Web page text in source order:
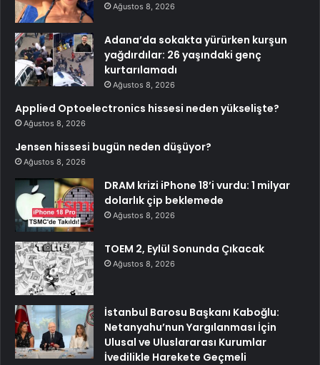
Ağustos 8, 2026
Adana’da sokakta yürürken kurşun
yağdırdılar: 26 yaşındaki genç
kurtarılamadı
Ağustos 8, 2026
Applied Optoelectronics hissesi neden yükselişte?
Ağustos 8, 2026
Jensen hissesi bugün neden düşüyor?
Ağustos 8, 2026
DRAM krizi iPhone 18’i vurdu: 1 milyar
dolarlık çip beklemede
Ağustos 8, 2026
TOEM 2, Eylül Sonunda Çıkacak
Ağustos 8, 2026
İstanbul Barosu Başkanı Kaboğlu:
Netanyahu’nun Yargılanması İçin
Ulusal ve Uluslararası Kurumlar
İvedilikle Harekete Geçmeli